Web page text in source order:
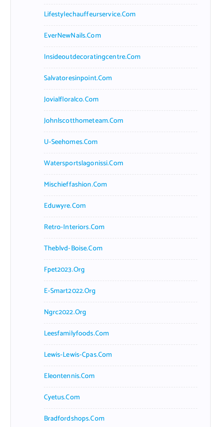
Lifestylechauffeurservice.com
EverNewNails.com
Insideoutdecoratingcentre.com
Salvatoresinpoint.com
Jovialfloralco.com
Johnlscotthometeam.com
U-Seehomes.com
Watersportslagonissi.com
Mischieffashion.com
Eduwyre.com
Retro-Interiors.com
Theblvd-Boise.com
Fpet2023.org
E-Smart2022.org
Ngrc2022.org
Leesfamilyfoods.com
Lewis-Lewis-Cpas.com
Eleontennis.com
Cyetus.com
Bradfordshops.com